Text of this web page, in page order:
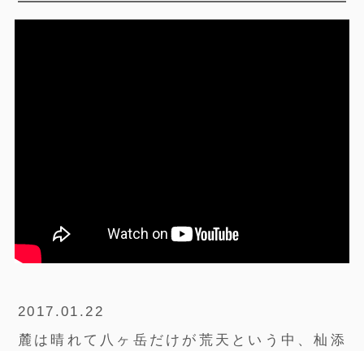
2017.01.22
麓は晴れて八ヶ岳だけが荒天という中、杣添